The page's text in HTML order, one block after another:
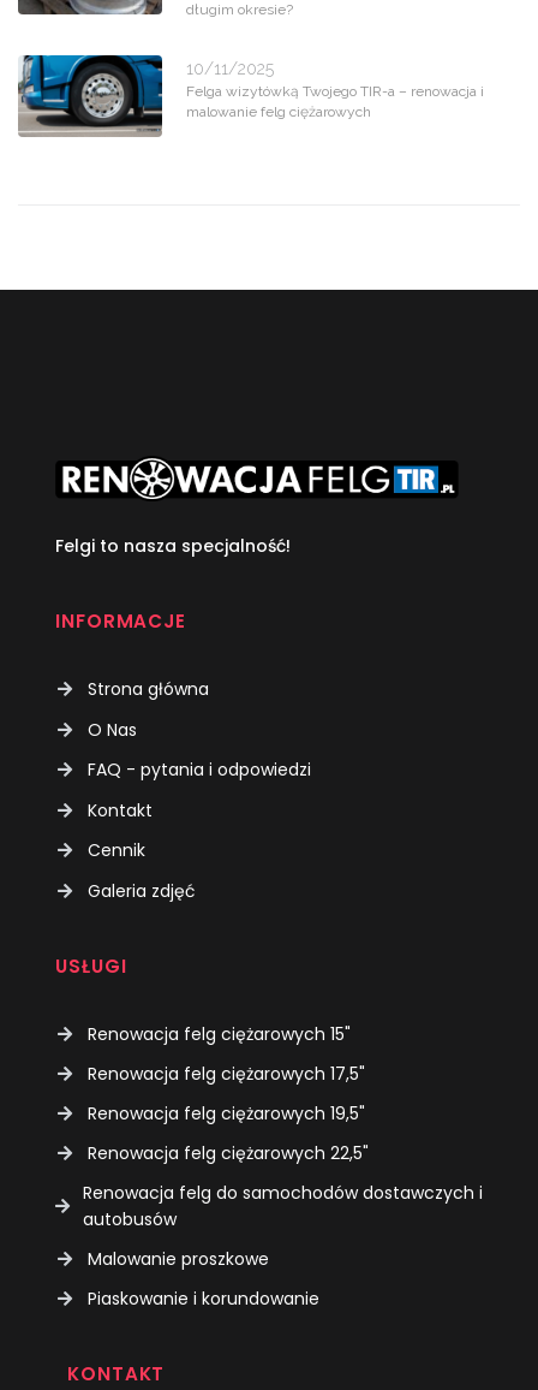
długim okresie?
10/11/2025
Felga wizytówką Twojego TIR-a – renowacja i
malowanie felg ciężarowych
Felgi to nasza specjalność!
INFORMACJE
Strona główna
O Nas
FAQ - pytania i odpowiedzi
Kontakt
Cennik
Galeria zdjęć
USŁUGI
Renowacja felg ciężarowych 15"
Renowacja felg ciężarowych 17,5"
Renowacja felg ciężarowych 19,5"
Renowacja felg ciężarowych 22,5"
Renowacja felg do samochodów dostawczych i
autobusów
Malowanie proszkowe
Piaskowanie i korundowanie
KONTAKT